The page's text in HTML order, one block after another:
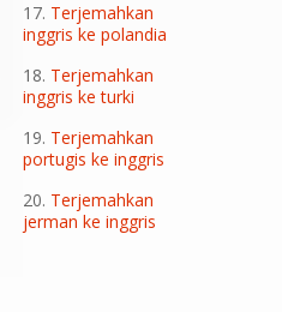
Terjemahkan
inggris ke polandia
Terjemahkan
inggris ke turki
Terjemahkan
portugis ke inggris
Terjemahkan
jerman ke inggris